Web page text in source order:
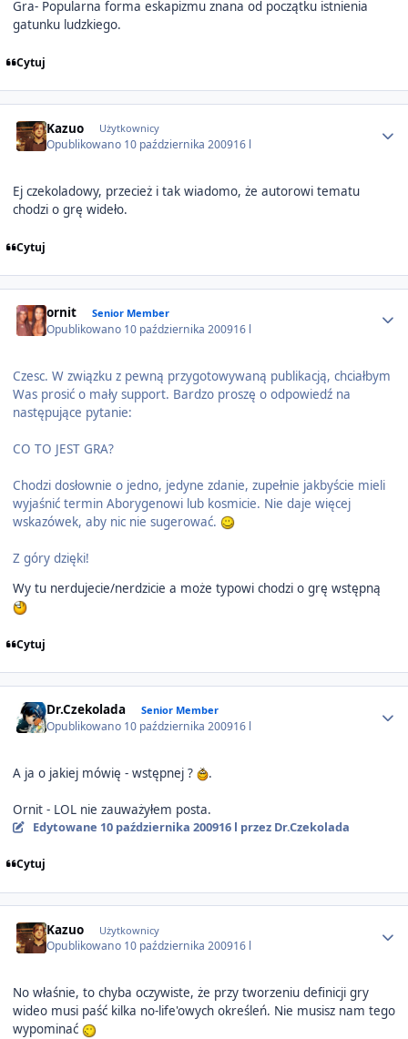
Gra- Popularna forma eskapizmu znana od początku istnienia
gatunku ludzkiego.
Cytuj
Kazuo Użytkownicy
Opublikowano 10 października 200916 l
Ej czekoladowy, przecież i tak wiadomo, że autorowi tematu
chodzi o grę wideło.
Cytuj
ornit Senior Member
Opublikowano 10 października 200916 l
Czesc. W związku z pewną przygotowywaną publikacją, chciałbym
Was prosić o mały support. Bardzo proszę o odpowiedź na
następujące pytanie:
CO TO JEST GRA?
Chodzi dosłownie o jedno, jedyne zdanie, zupełnie jakbyście mieli
wyjaśnić termin Aborygenowi lub kosmicie. Nie daje więcej
wskazówek, aby nic nie sugerować.
Z góry dzięki!
Wy tu nerdujecie/nerdzicie a może typowi chodzi o grę wstępną
Cytuj
Dr.Czekolada Senior Member
Opublikowano 10 października 200916 l
A ja o jakiej mówię - wstępnej ? .
Ornit - LOL nie zauważyłem posta.
Edytowane 10 października 200916 l przez Dr.Czekolada
Cytuj
Kazuo Użytkownicy
Opublikowano 10 października 200916 l
No właśnie, to chyba oczywiste, że przy tworzeniu definicji gry
wideo musi paść kilka no-life'owych określeń. Nie musisz nam tego
wypominać